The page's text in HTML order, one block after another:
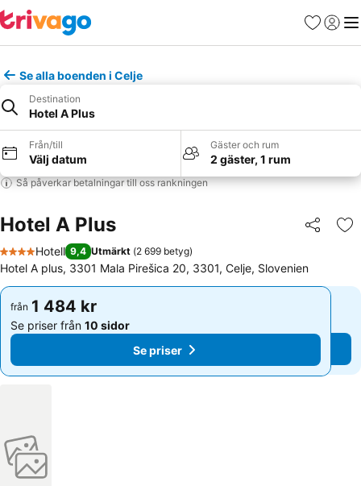
Favoriter
Logga
Se alla boenden i Celje
Destination
Hotel A Plus
Från/till
Välj datum
Gäster och rum
2 gäster, 1 rum
Så påverkar betalningar till oss rankningen
Hotel A Plus Dela
4 Stjärnor
Hotell 9,4 Utmärkt (2 699 betyg)
Hotel A plus, 3301 Mala Pirešica 20, 3301, Celje, Slovenien
från 1 484 kr
Se priser från 10 sidor
Se priser
från 1 484 kr
Se priser från 10 sidor
Se priser